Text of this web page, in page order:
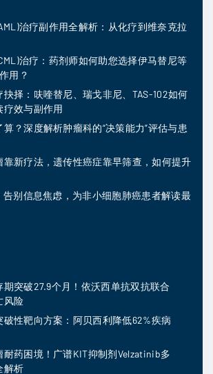
治疗副作用全解析：从化疗到维奈克拉
治疗：药剂师如何助您选择伊马替尼等
用？
择：呋喹替尼、瑞戈非尼、TAS-102如何
疗效与副作用
？深度解析肿瘤科的“决策能力”评估与患
靠新疗法，遗传性癌症靠早筛查，如何提升
告别信息焦虑，为非小细胞肺癌患者解读最
突破27.9个月！依沃西单抗双抗联合
风险
性靶向方案：阿贝西利降低62%疾病
耐药困境！广谱KIT抑制剂Velzatinib多
解析